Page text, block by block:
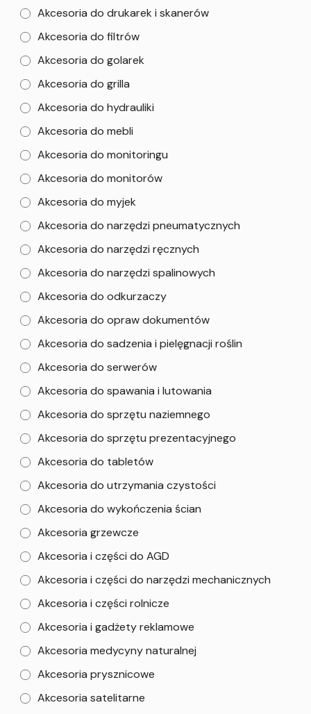
Akcesoria do drukarek i skanerów
Akcesoria do filtrów
Akcesoria do golarek
Akcesoria do grilla
Akcesoria do hydrauliki
Akcesoria do mebli
Akcesoria do monitoringu
Akcesoria do monitorów
Akcesoria do myjek
Akcesoria do narzędzi pneumatycznych
Akcesoria do narzędzi ręcznych
Akcesoria do narzędzi spalinowych
Akcesoria do odkurzaczy
Akcesoria do opraw dokumentów
Akcesoria do sadzenia i pielęgnacji roślin
Akcesoria do serwerów
Akcesoria do spawania i lutowania
Akcesoria do sprzętu naziemnego
Akcesoria do sprzętu prezentacyjnego
Akcesoria do tabletów
Akcesoria do utrzymania czystości
Akcesoria do wykończenia ścian
Akcesoria grzewcze
Akcesoria i części do AGD
Akcesoria i części do narzędzi mechanicznych
Akcesoria i części rolnicze
Akcesoria i gadżety reklamowe
Akcesoria medycyny naturalnej
Akcesoria prysznicowe
Akcesoria satelitarne